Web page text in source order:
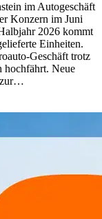
im Autogeschäft
Konzern im Juni
2026 kommt
Einheiten.
Geschäft trotz
hochfährt. Neue
zur…